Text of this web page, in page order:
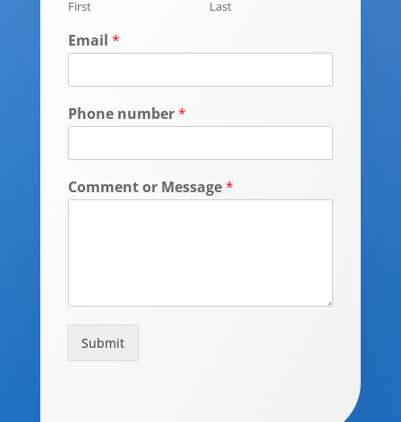
First Last
Email *
Phone number*
Comment or Message*
Submit